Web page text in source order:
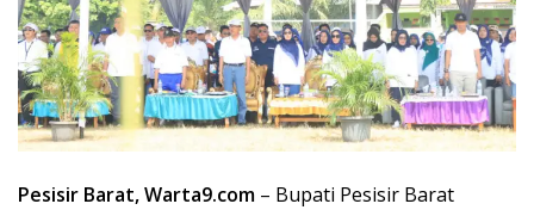
Pesisir Barat, Warta9.com – Bupati Pesisir Barat